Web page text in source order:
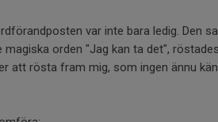
var inte bara ledig. Den
orden "Jag kan ta det",
att rösta fram mig, som ingen ännu